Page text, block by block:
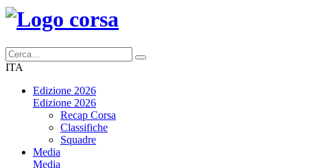
ITA
Edizione 2026
Edizione 2026
Recap Corsa
Classifiche
Squadre
Media
Media